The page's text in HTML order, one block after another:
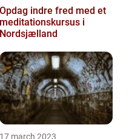
Opdag indre fred med et
meditationskursus i
Nordsjælland
17 march 2023